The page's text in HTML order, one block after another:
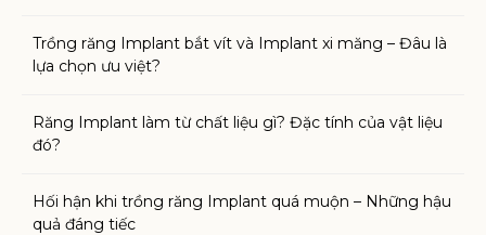
Trồng răng Implant bắt vít và Implant xi măng – Đâu là
lựa chọn ưu việt?
Răng Implant làm từ chất liệu gì? Đặc tính của vật liệu
đó?
Hối hận khi trồng răng Implant quá muộn – Những hậu
quả đáng tiếc